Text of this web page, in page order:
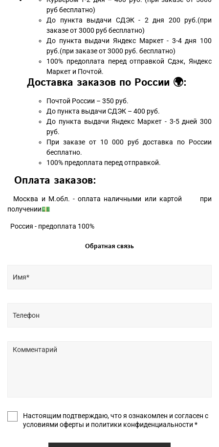
руб бесплатно)
До пункта выдачи СДЭК - 2 дня 200 руб.(при
заказе от 3000 руб бесплатно)
До пункта выдачи Яндекс Маркет - 3-4 дня 100
руб.(при заказе от 3000 руб. бесплатно)
100% предоплата перед отправкой Сдэк, Яндекс
Маркет и Почтой.
Доставка заказов по России 🌍:
Почтой России – 350 руб.
До пункта выдачи СДЭК – 400 руб.
До пункта выдачи Яндекс Маркет - 3-5 дней 300
руб.
При заказе от 10 000 руб доставка по России
бесплатно.
100% предоплата перед отправкой.
Оплата заказов:
Москва и М.обл. - оплата наличными или картой при
получении💵
Россия - предоплата 100%
Обратная связь
Настоящим подтверждаю, что я ознакомлен и согласен с
условиями оферты и политики конфиденциальности *